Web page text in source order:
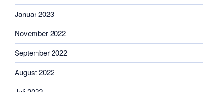
Januar 2023
November 2022
September 2022
August 2022